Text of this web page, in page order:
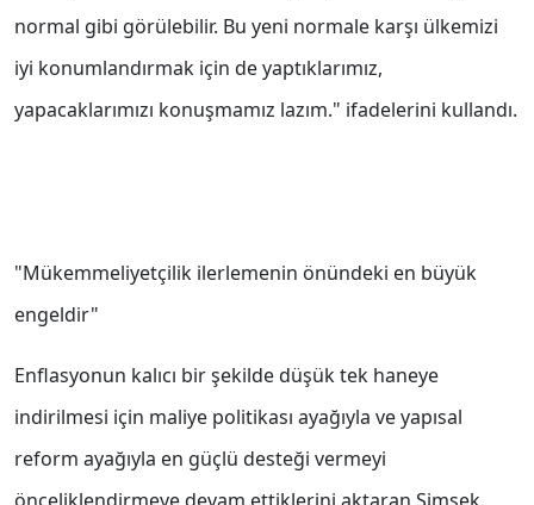
normal gibi görülebilir. Bu yeni normale karşı ülkemizi
iyi konumlandırmak için de yaptıklarımız,
yapacaklarımızı konuşmamız lazım." ifadelerini kullandı.
"Mükemmeliyetçilik ilerlemenin önündeki en büyük
engeldir"
Enflasyonun kalıcı bir şekilde düşük tek haneye
indirilmesi için maliye politikası ayağıyla ve yapısal
reform ayağıyla en güçlü desteği vermeyi